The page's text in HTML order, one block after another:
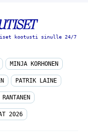
kootusti sinulle 24/7
MINJA KORHONEN
PATRIK LAINE
2026